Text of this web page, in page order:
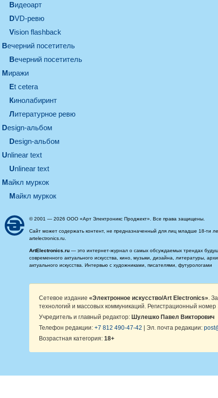
видеоарт
DVD-ревю
Vision flashback
вечерний посетитель
вечерний посетитель
миражи
et cetera
кинолабиринт
литературное ревю
design-альбом
design-альбом
unlinear text
Unlinear text
майкл муркок
майкл муркок
© 2001 — 2026 ООО «Арт Электроникс Проджект». Все права защищены.
Сайт может содержать контент, не предназначенный для лиц младше 18-ти
artelectronics.ru.
ArtElectronics.ru — это интернет-журнал о самых обсуждаемых трендах
современного актуального искусства, кино, музыки, дизайна, литературы,
актуального искусства. Интервью с художниками, писателями, футурологами
Сетевое издание «Электронное искусство/Art Electronics» .
технологий и массовых коммуникаций. Регистрационный
Учредитель и главный редактор: Шулешко Павел Викторович
Телефон редакции: +7 812 490-47-42 | Эл. почта редакции:
Возрастная категория: 18+